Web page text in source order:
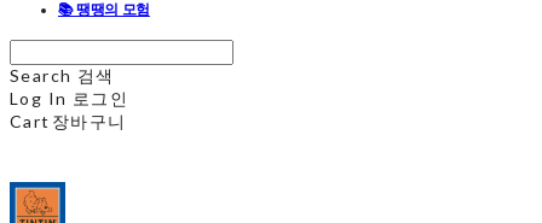
📚 땡땡의 모험
Search 검색
Log In 로그인
Cart 장바구니